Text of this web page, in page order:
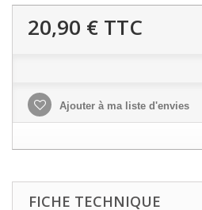
20,90 € TTC
Ajouter à ma liste d'envies
FICHE TECHNIQUE